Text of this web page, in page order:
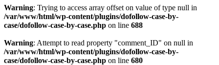
Warning: Trying to access array offset on value of type null in
/var/www/html/wp-content/plugins/dofollow-case-by-
case/dofollow-case-by-case.php on line 688
Warning: Attempt to read property "comment_ID" on null in
/var/www/html/wp-content/plugins/dofollow-case-by-
case/dofollow-case-by-case.php on line 680